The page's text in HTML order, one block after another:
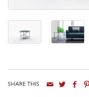
SHARE THIS